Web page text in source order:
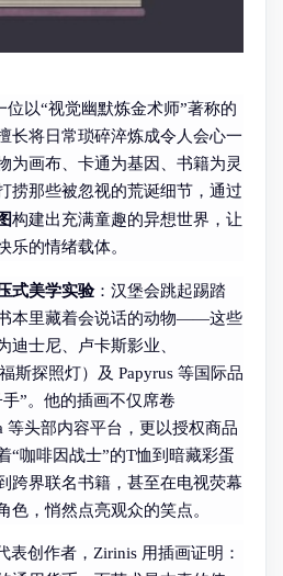
位以“视觉幽默炼金术师”著称的
长将日常琐碎淬炼成令人会心一
为画布、卡通为基因、书籍为灵
捞那些被忽视的荒诞细节，通过
构建出充满童趣的异想世界，让
乐的情绪载体。
式美学实验：汉堡会跳起踢踏
本里藏着会说话的动物——这些
迪士尼、卢卡斯影业、
斯探照灯）及 Papyrus 等国际品
”。他的插画不仅席卷
等头部内容平台，更以授权商品
“咖啡因战士”的T恤到暗藏彩蛋
跨界联名书籍，甚至在电视荧幕
色，悄然点亮观众的笑点。
表创作者，Zirinis 用插画证明：